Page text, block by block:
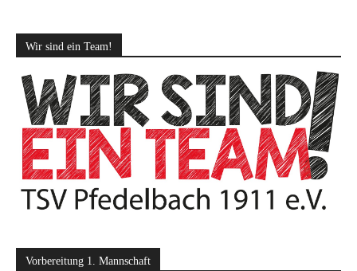
Wir sind ein Team!
Vorbereitung 1. Mannschaft